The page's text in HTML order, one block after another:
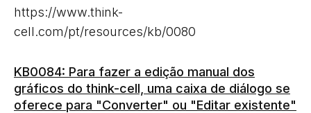
https://www.think-
cell.com/pt/resources/kb/0080
KB0084: Para fazer a edição manual dos
gráficos do think-cell, uma caixa de diálogo se
oferece para "Converter" ou "Editar existente"